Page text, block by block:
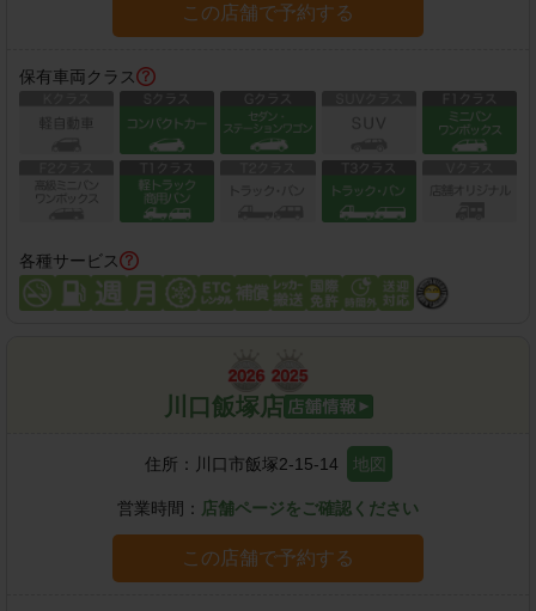
この店舗で予約する
保有車両クラス
各種サービス
川口飯塚店
住所： 川口市飯塚2-15-14 地図
営業時間： 店舗ページをご確認ください
この店舗で予約する